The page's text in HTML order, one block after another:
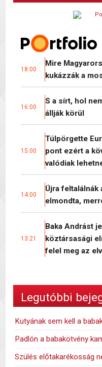
18:00
Mire
kukázzák a
16:00
S a sírt, hol
állják körül
15:00
Túlpörgette
pont ezért a
valódiak
14:00
Újra
elmondta,
13:21
Baka Andrást
köztársasági
felel meg az
Legutóbbi
Kutyának sem kell a
Padlón a babakötvény
Szülés előtakarékosság